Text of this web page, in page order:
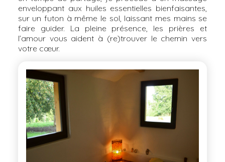
enveloppant aux huiles essentielles bienfaisantes,
sur un futon à même le sol, laissant mes mains se
faire guider. La pleine présence, les prières et
l’amour vous aident à (re)trouver le chemin vers
votre cœur.